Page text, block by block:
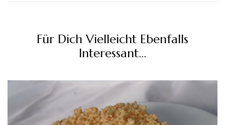
Für Dich Vielleicht Ebenfalls
Interessant...